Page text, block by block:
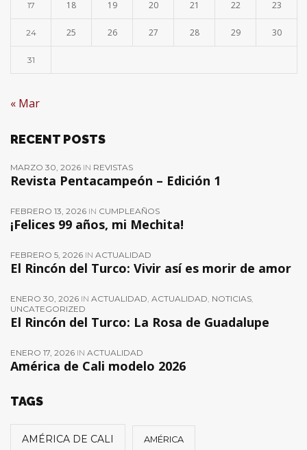
17 18 19 20 21 22 23
24 25 26 27 28 29 30
31
« Mar
RECENT POSTS
MARZO 30, 2026 IN REVISTAS
Revista Pentacampeón – Edición 1
FEBRERO 13, 2026 IN CUMPLEAÑOS
¡Felices 99 años, mi Mechita!
FEBRERO 5, 2026 IN ACTUALIDAD
El Rincón del Turco: Vivir así es morir de amor
ENERO 30, 2026 IN ACTUALIDAD ACTUALIDAD NOTICIAS
UNCATEGORIZED
El Rincón del Turco: La Rosa de Guadalupe
ENERO 17, 2026 IN ACTUALIDAD
América de Cali modelo 2026
TAGS
AMÉRICA DE CALI AMÉRICA